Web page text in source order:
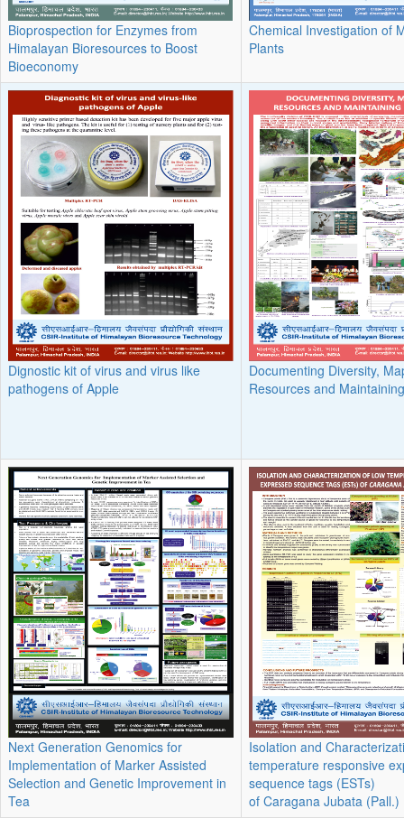
Bioprospection for Enzymes from
Himalayan Bioresources to Boost
Bioeconomy
Chemical Investigation of
Plants
Dignostic kit of virus and virus like
pathogens of Apple
Documenting Diversity,
Resources and
Next Generation Genomics for
Implementation of Marker Assisted
Selection and Genetic Improvement in
Tea
Isolation and
temperature responsive
sequence tags (ESTs)
of Caragana Jubata (Pall.)